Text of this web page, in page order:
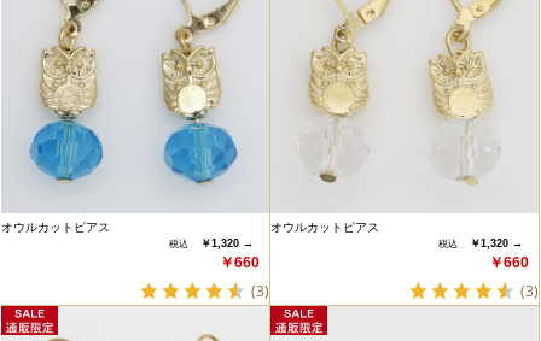
オウルカットピアス
￥1,320 →
￥660
(3)
オウルカットピアス
￥1,320 →
￥660
(3)